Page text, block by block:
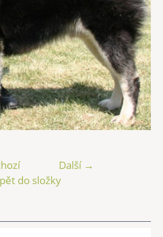
Další →
do složky